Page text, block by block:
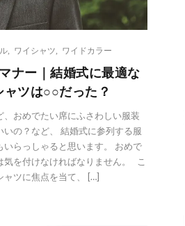
ワイシャツ ワイドカラー
ナー｜結婚式に最適な
ツは○○だった？
おめでたい席にふさわしい服装
いの？など、 結婚式に参列する服
らっしゃると思います。 おめで
気を付けなければなりません。 こ
ャツに焦点を当て、 […]